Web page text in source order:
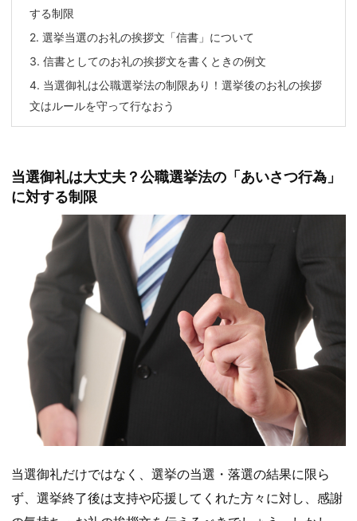
する制限
2. 選挙当選のお礼の挨拶文「信書」について
3. 信書としてのお礼の挨拶文を書くときの例文
4. 当選御礼は公職選挙法の制限あり！選挙後のお礼の挨拶
文はルールを守って行なおう
当選御礼は大丈夫？公職選挙法の「あいさつ行為」
に対する制限
当選御礼だけではなく、選挙の当選・落選の結果に限ら
ず、選挙終了後は支持や応援してくれた方々に対し、感謝